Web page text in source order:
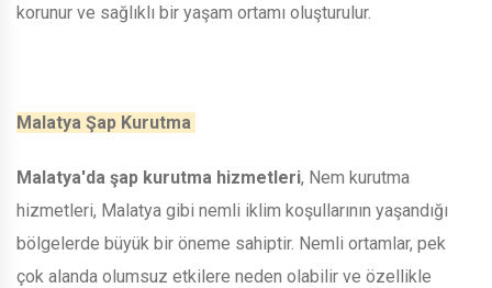
korunur ve sağlıklı bir yaşam ortamı oluşturulur.
Malatya Şap Kurutma
Malatya'da şap kurutma hizmetleri, Nem kurutma
hizmetleri, Malatya gibi nemli iklim koşullarının yaşandığı
bölgelerde büyük bir öneme sahiptir. Nemli ortamlar, pek
çok alanda olumsuz etkilere neden olabilir ve özellikle